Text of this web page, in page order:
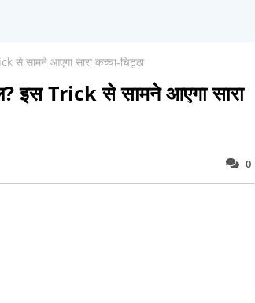
से सामने आएगा सारा कच्चा-चिट्ठा
इस Trick से सामने आएगा सारा
0